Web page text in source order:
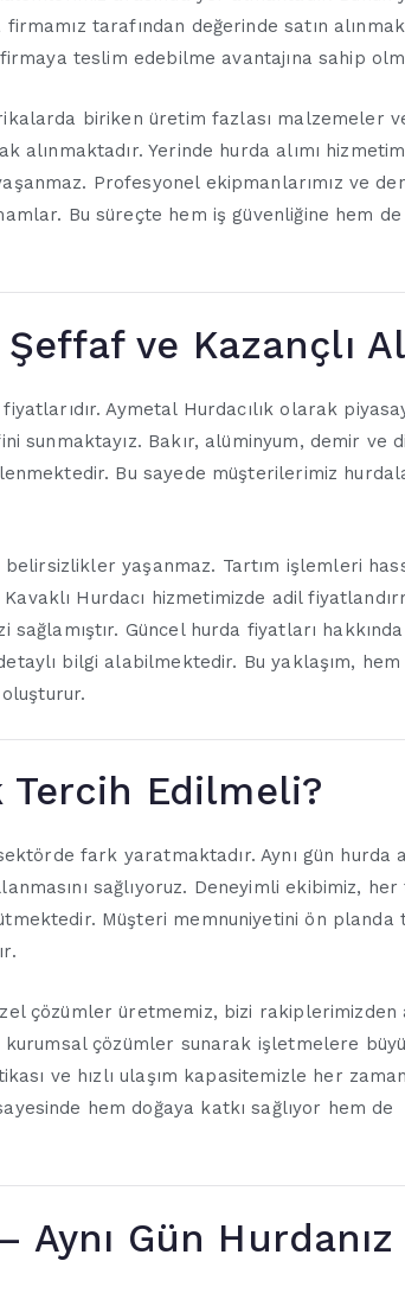
tarafından değerinde satın
teslim edebilme avantajına sahip
biriken üretim fazlası malzemeler
Yerinde hurda alımı
Profesyonel ekipmanlarımız ve
Bu süreçte hem iş güvenliğine hem
ve Kazançlı
Aymetal Hurdacılık olarak
Bakır, alüminyum, demir ve
Bu sayede müşterilerimiz
yaşanmaz. Tartım işlemleri
Hurdacı hizmetimizde adil
Güncel hurda fiyatları
bilgi alabilmektedir. Bu yaklaşım, hem
Tercih Edilmeli?
fark yaratmaktadır. Aynı gün hurda
sağlıyoruz. Deneyimli ekibimiz, her
Müşteri memnuniyetini ön planda
çözümler üretmemiz, bizi rakiplerimizden
çözümler sunarak işletmelere
ve hızlı ulaşım kapasitemizle her zaman
hem doğaya katkı sağlıyor hem de
Aynı Gün Hurdanız